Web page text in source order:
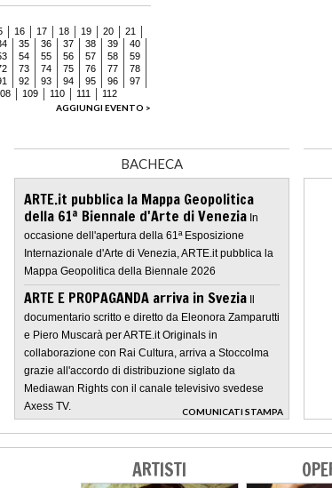
16 17 18 19 20
21
35 36 37 38 39
40
54 55 56 57 58
59
73 74 75 76 77
78
92 93 94 95 96
97
109 110 111
112
AGGIUNGI EVENTO >
BACHECA
ARTE.it pubblica la Mappa Geopolitica
della 61ª Biennale d'Arte di Venezia In
occasione dell'apertura della 61ª Esposizione
Internazionale d'Arte di Venezia, ARTE.it pubblica la
Mappa Geopolitica della Biennale 2026
ARTE E PROPAGANDA arriva in Svezia Il
documentario scritto e diretto da Eleonora Zamparutti
e Piero Muscarà per ARTE.it Originals in
collaborazione con Rai Cultura, arriva a Stoccolma
grazie all'accordo di distribuzione siglato da
Mediawan Rights con il canale televisivo svedese
Axess TV.
COMUNICATI STAMPA
>
ARTISTI